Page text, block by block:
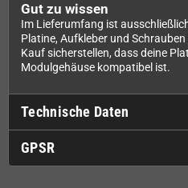
Gut zu wissen
Im Lieferumfang ist
Platine, Aufkleber und Schrauben
Kauf sicherstellen, dass deine
Modulgehäuse kompatibel ist.
Technische Daten
GPSR